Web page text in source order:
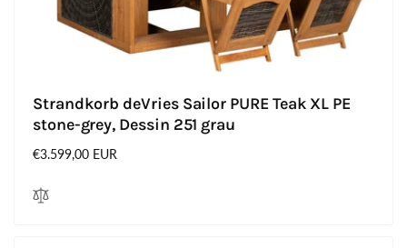
Strandkorb deVries Sailor PURE Teak XL PE
stone-grey, Dessin 251 grau
Normaler
€3.599,00 EUR